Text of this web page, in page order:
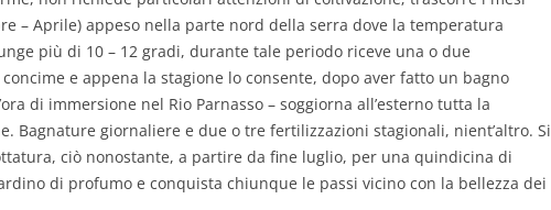
– Aprile) appeso nella parte nord della serra dove la temperatura
più di 10 – 12 gradi, durante tale periodo riceve una o due
e appena la stagione lo consente, dopo aver fatto un bagno
di immersione nel Rio Parnasso – soggiorna all’esterno tutta la
Bagnature giornaliere e due o tre fertilizzazioni stagionali, nient’altro. Si
ciò nonostante, a partire da fine luglio, per una quindicina di
di profumo e conquista chiunque le passi vicino con la bellezza dei